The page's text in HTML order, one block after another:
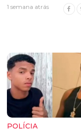
1 semana atrás
POLÍCIA